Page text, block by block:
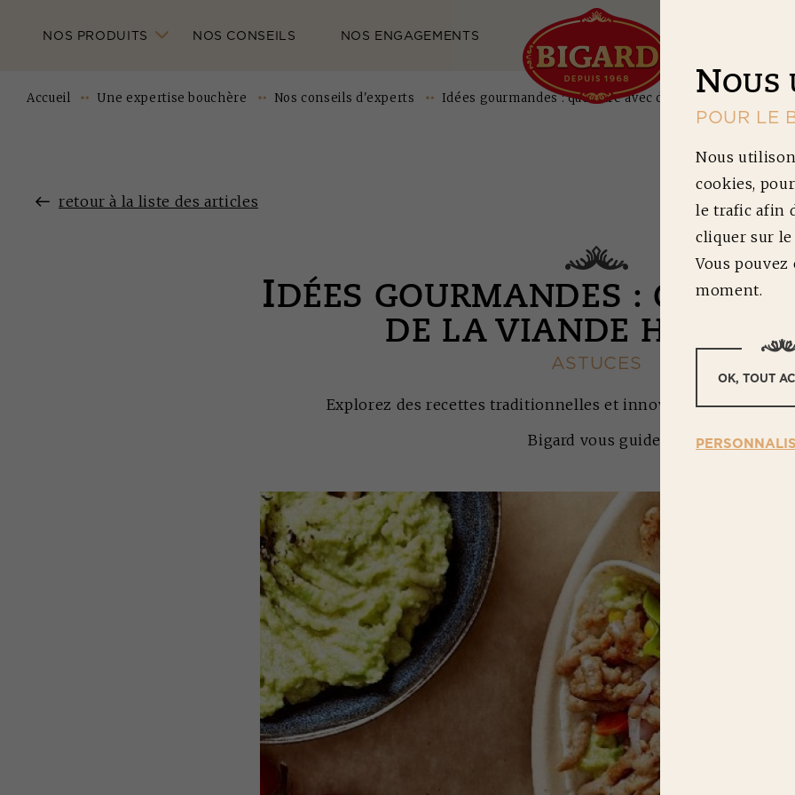
NOS PRODUITS NOS CONSEILS NOS ENGAGEMENTS
Accueil Une expertise bouchère Nos conseils d'experts Idées gourmandes : que faire avec de la viande hachée ?
retour à la liste des articles
IDÉES GOURMANDES : QUE
DE LA VIANDE HACHÉE ?
ASTUCES
Explorez des recettes traditionnelles et innovantes pour varier
Bigard vous guide.
NOUS
POUR LE
Nous
cookies,
le trafic afin
cliquer sur
Vous
moment.
OK, TOUT